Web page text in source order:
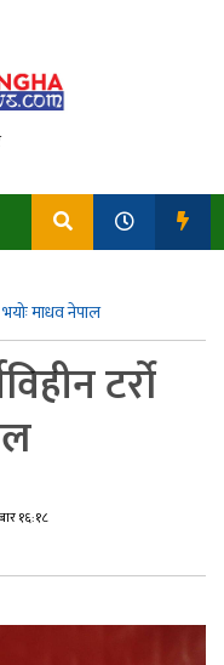
भयोः माधव नेपाल
टर्रो
१६:१८